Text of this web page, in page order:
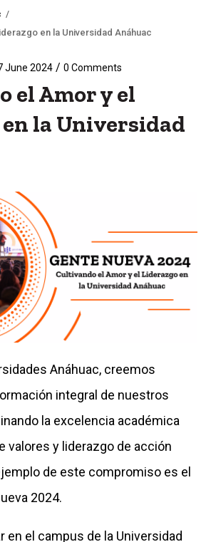
/
en la Universidad Anáhuac
June 2024/ 0 Comments
el Amor y el
la Universidad
Anáhuac, creemos
integral de nuestros
la excelencia académica
valores y liderazgo de acción
de este compromiso es el
2024.
en el campus de la Universidad